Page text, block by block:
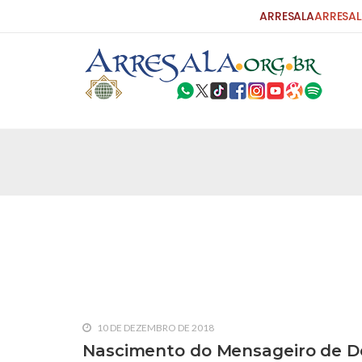
ARRESALA
ter entrado numa guerra cultural e religiosa de
10 DE DEZEMBRO DE 2018
Nascimento do Mensageiro de